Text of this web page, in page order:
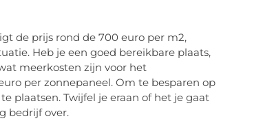
de prijs rond de 700 euro per m2,
Heb je een goed bereikbare plaats,
meerkosten zijn voor het
per zonnepaneel. Om te besparen op
plaatsen. Twijfel je eraan of het je gaat
bedrijf over.